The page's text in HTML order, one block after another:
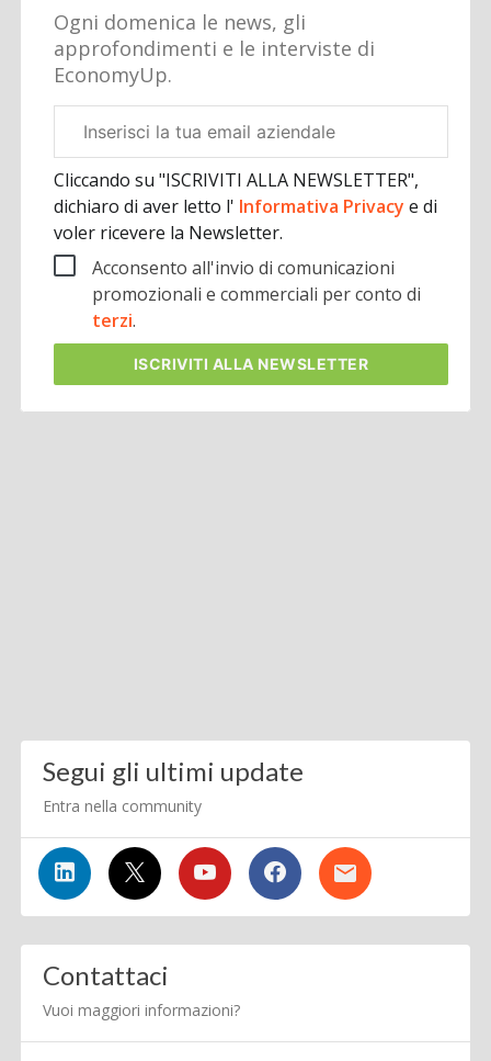
Ogni domenica le news, gli
approfondimenti e le interviste di
EconomyUp.
aziendale
Cliccando su "ISCRIVITI ALLA NEWSLETTER",
dichiaro di aver letto l' Informativa Privacye di
voler ricevere la Newsletter.
Acconsento all'invio di comunicazioni
promozionali e commerciali per conto di
terzi.
ISCRIVITI ALLA NEWSLETTER
Segui gli ultimi update
Entra nella community
Contattaci
Vuoi maggiori informazioni?